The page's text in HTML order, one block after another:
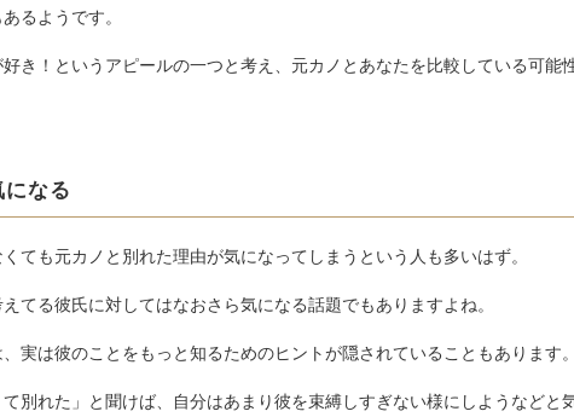
るようです。
き！というアピールの一つと考え、元カノとあなたを比較している可能
なる
ても元カノと別れた理由が気になってしまうという人も多いはず。
てる彼氏に対してはなおさら気になる話題でもありますよね。
実は彼のことをもっと知るためのヒントが隠されていることもあります。
別れた」と聞けば、自分はあまり彼を束縛しすぎない様にしようなどと